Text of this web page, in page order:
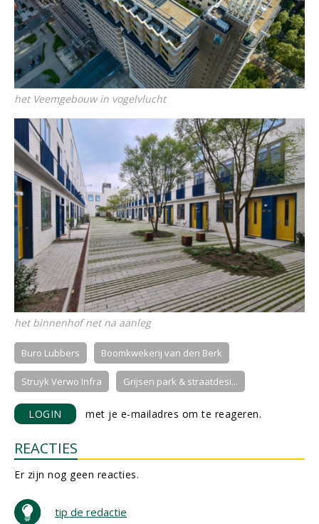
het Veemgebouw in vogelvlucht
het binnenhof net na aanleg
Buro Lubbers Boomkwekerij van den Berk
Struyk Verwo Infra Grijsen park & straatdesi...
LOGIN met je e-mailadres om te reageren.
REACTIES
Er zijn nog geen reacties.
tip de redactie